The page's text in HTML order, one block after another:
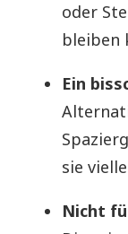
oder
bleiben
Ein
sie
Nicht